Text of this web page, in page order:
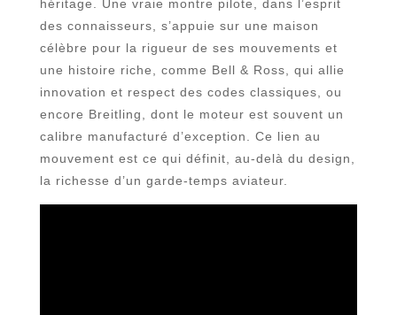
héritage. Une vraie montre pilote, dans l’esprit
des connaisseurs, s’appuie sur une maison
célèbre pour la rigueur de ses mouvements et
une histoire riche, comme Bell & Ross, qui allie
innovation et respect des codes classiques, ou
encore Breitling, dont le moteur est souvent un
calibre manufacturé d’exception. Ce lien au
mouvement est ce qui définit, au-delà du design,
la richesse d’un garde-temps aviateur.